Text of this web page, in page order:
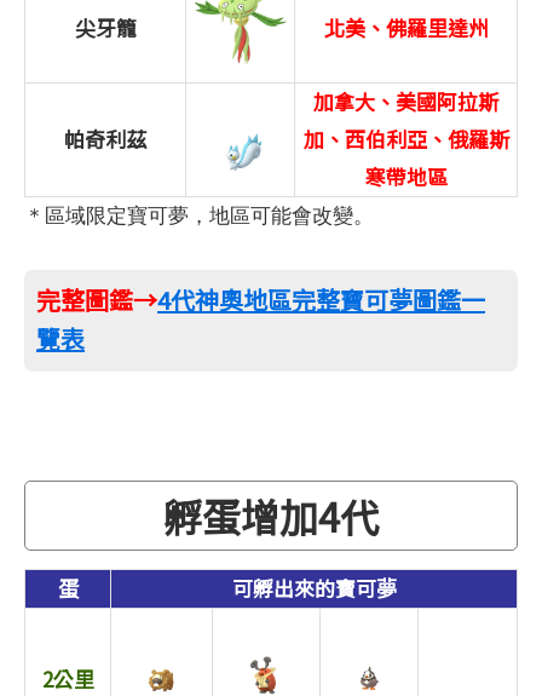
尖牙籠 北美、佛羅里達州
帕奇利茲
加拿大、美國阿拉斯
加、西伯利亞、俄羅斯
寒帶地區
＊區域限定寶可夢，地區可能會改變。
完整圖鑑→4代神奧地區完整寶可夢圖鑑一
覽表
孵蛋增加4代
蛋 可孵出來的寶可夢
2公里